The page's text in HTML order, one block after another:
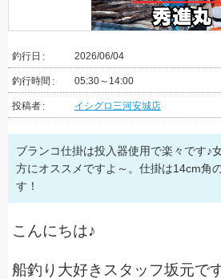
釣行日 2026/06/04
釣行時間 05:30～14:00
投稿者 イシグロ三河安城店
ブランコ仕掛は投入器使用で楽々です♪
方にオススメですよ～。仕掛は14cm角
す！
こんにちは♪
船釣り大好きスタッフ坂元です